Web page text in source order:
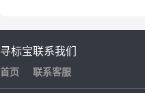
寻标宝
首页
联系我们
联系客服